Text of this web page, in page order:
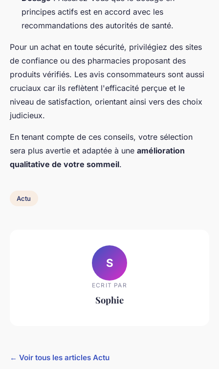
principes actifs est en accord avec les
recommandations des autorités de santé.
Pour un achat en toute sécurité, privilégiez des sites
de confiance ou des pharmacies proposant des
produits vérifiés. Les avis consommateurs sont aussi
cruciaux car ils reflètent l'efficacité perçue et le
niveau de satisfaction, orientant ainsi vers des choix
judicieux.
En tenant compte de ces conseils, votre sélection
sera plus avertie et adaptée à une amélioration
qualitative de votre sommeil.
Actu
S
ECRIT PAR
Sophie
← Voir tous les articles Actu